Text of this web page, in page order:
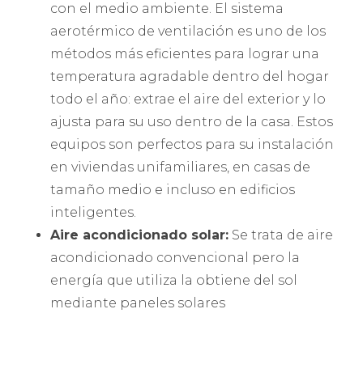
con el medio ambiente. El sistema
aerotérmico de ventilación es uno de los
métodos más eficientes para lograr una
temperatura agradable dentro del hogar
todo el año: extrae el aire del exterior y lo
ajusta para su uso dentro de la casa. Estos
equipos son perfectos para su instalación
en viviendas unifamiliares, en casas de
tamaño medio e incluso en edificios
inteligentes.
Aire acondicionado solar: Se trata de aire
acondicionado convencional pero la
energía que utiliza la obtiene del sol
mediante paneles solares